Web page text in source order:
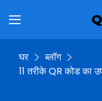
घर
ब्लॉग
11 तरीके QR कोड का